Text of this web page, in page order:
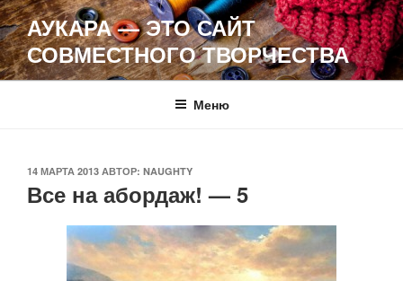
Перейти
к
содержимому
АУКАРА — ЭТО САЙТ
СОВМЕСТНОГО ТВОРЧЕСТВА
Меню
ОПУБЛИКОВАНО
14 МАРТА 2013 АВТОР: NAUGHTY
Все на абордаж! — 5